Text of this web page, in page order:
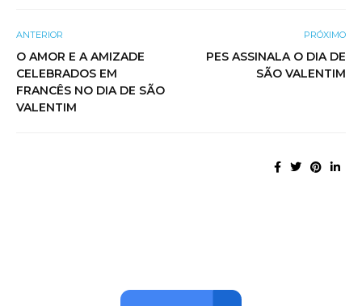
ANTERIOR
O AMOR E A AMIZADE
CELEBRADOS EM
FRANCÊS NO DIA DE SÃO
VALENTIM
PRÓXIMO
PES ASSINALA O DIA DE
SÃO VALENTIM